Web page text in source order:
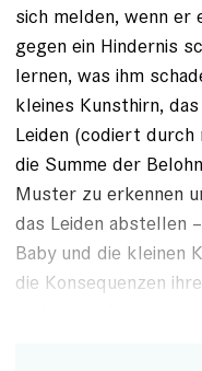
sich melden, wenn
gegen ein Hindernis
lernen, was ihm
kleines Kunsthirn,
Leiden (codiert durch
die Summe der
Muster zu erkennen
das Leiden abstellen
Baby und die kleinen
die Konsequenzen